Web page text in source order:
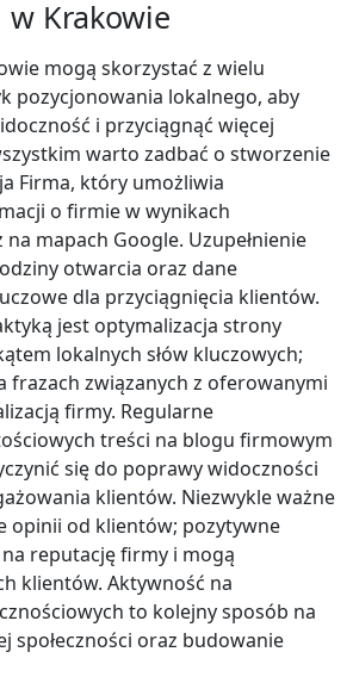
w Krakowie
mogą skorzystać z wielu
pozycjonowania lokalnego, aby
i przyciągnąć więcej
warto zadbać o stworzenie
Firma, który umożliwia
o firmie w wynikach
mapach Google. Uzupełnienie
otwarcia oraz dane
dla przyciągnięcia klientów.
jest optymalizacja strony
lokalnych słów kluczowych;
frazach związanych z oferowanymi
firmy. Regularne
treści na blogu firmowym
się do poprawy widoczności
klientów. Niezwykle ważne
opinii od klientów; pozytywne
na reputację firmy i mogą
klientów. Aktywność na
to kolejny sposób na
społeczności oraz budowanie